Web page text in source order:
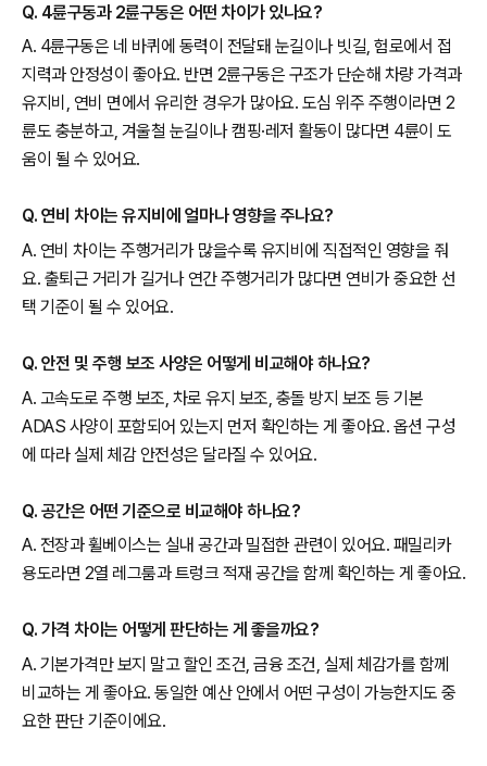
Q. 4륜구동과 2륜구동은 어떤 차이가 있나요?
A. 4륜구동은 네 바퀴에 동력이 전달돼 눈길이나 빗길, 험로에서 접
지력과 안정성이 좋아요. 반면 2륜구동은 구조가 단순해 차량 가격과
유지비, 연비 면에서 유리한 경우가 많아요. 도심 위주 주행이라면 2
륜도 충분하고, 겨울철 눈길이나 캠핑·레저 활동이 많다면 4륜이 도
움이 될 수 있어요.
Q. 연비 차이는 유지비에 얼마나 영향을 주나요?
A. 연비 차이는 주행거리가 많을수록 유지비에 직접적인 영향을 줘
요. 출퇴근 거리가 길거나 연간 주행거리가 많다면 연비가 중요한 선
택 기준이 될 수 있어요.
Q. 안전 및 주행 보조 사양은 어떻게 비교해야 하나요?
A. 고속도로 주행 보조, 차로 유지 보조, 충돌 방지 보조 등 기본
ADAS 사양이 포함되어 있는지 먼저 확인하는 게 좋아요. 옵션 구성
에 따라 실제 체감 안전성은 달라질 수 있어요.
Q. 공간은 어떤 기준으로 비교해야 하나요?
A. 전장과 휠베이스는 실내 공간과 밀접한 관련이 있어요. 패밀리카
용도라면 2열 레그룸과 트렁크 적재 공간을 함께 확인하는 게 좋아요.
Q. 가격 차이는 어떻게 판단하는 게 좋을까요?
A. 기본가격만 보지 말고 할인 조건, 금융 조건, 실제 체감가를 함께
비교하는 게 좋아요. 동일한 예산 안에서 어떤 구성이 가능한지도 중
요한 판단 기준이에요.